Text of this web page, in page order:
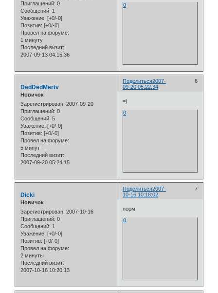
Приглашений: 0
Сообщений: 1
Уважение: [+0/-0]
Позитив: [+0/-0]
Провел на форуме:
1 минуту
Последний визит:
2007-09-13 04:15:36
0
Поделиться 6
2007-
09-20 05:22:34
DedDedMertv
Новичок
Зарегистрирован: 2007-09-20
Приглашений: 0
Сообщений: 5
Уважение: [+0/-0]
Позитив: [+0/-0]
Провел на форуме:
5 минут
Последний визит:
2007-09-20 05:24:15
=)
0
Поделиться 7
2007-
10-16 10:18:02
Dicki
Новичок
Зарегистрирован: 2007-10-16
Приглашений: 0
Сообщений: 1
Уважение: [+0/-0]
Позитив: [+0/-0]
Провел на форуме:
2 минуты
Последний визит:
2007-10-16 10:20:13
норм
0